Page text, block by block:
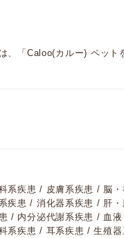
、「Caloo(カルー) ペット
系疾患 / 皮膚系疾患 / 脳
疾患 / 消化器系疾患 / 肝・
/ 内分泌代謝系疾患 / 血
系疾患 / 耳系疾患 / 生殖